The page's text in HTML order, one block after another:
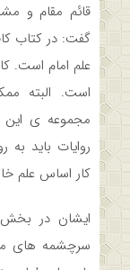
قائم مقام و
گفت: در کتاب
علم امام است.
است. البته
مجموعه ی این
روایات باید
کار اساس علم
ایشان در بخش
سرچشمه های